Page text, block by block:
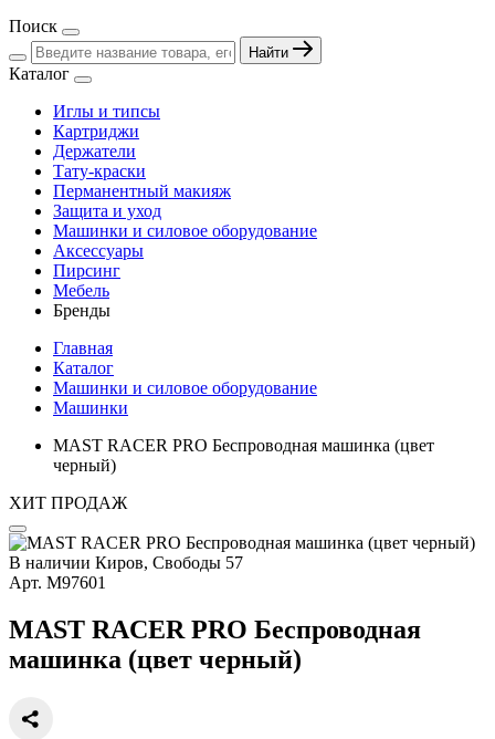
Поиск
Найти
Каталог
Иглы и типсы
Картриджи
Держатели
Тату-краски
Перманентный макияж
Защита и уход
Машинки и силовое оборудование
Аксессуары
Пирсинг
Мебель
Бренды
Главная
Каталог
Машинки и силовое оборудование
Машинки
MAST RACER PRO Беспроводная машинка (цвет
черный)
ХИТ ПРОДАЖ
В наличии Киров, Свободы 57
Арт. М97601
MAST RACER PRO Беспроводная
машинка (цвет черный)